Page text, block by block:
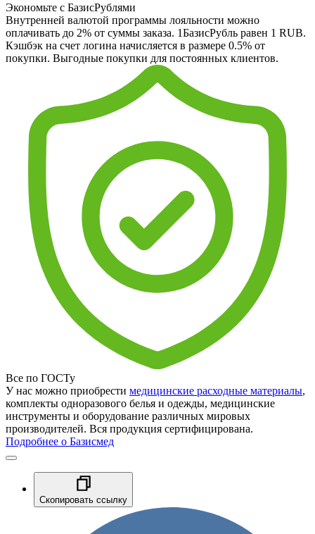
Экономьте с БазисРублями
Внутренней валютой программы лояльности можно
оплачивать до 2% от суммы заказа. 1БазисРубль равен 1 RUB.
Кэшбэк на счет логина начисляется в размере 0.5% от
покупки. Выгодные покупки для постоянных клиентов.
Все по ГОСТу
У нас можно приобрести медицинские расходные материалы,
комплекты одноразового белья и одежды, медицинские
инструменты и оборудование различных мировых
производителей. Вся продукция сертифицирована.
Подробнее о Базисмед
Скопировать ссылку